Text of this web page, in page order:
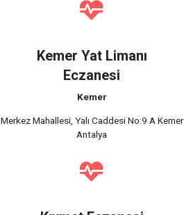
Kemer Yat Limanı
Eczanesi
Kemer
Merkez Mahallesi, Yalı Caddesi No:9 A Kemer
Antalya